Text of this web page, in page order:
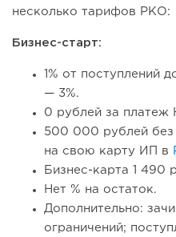
несколько тарифов РКО:
Бизнес-старт:
1% от поступлений
— 3%.
0 рублей за платеж
500 000 рублей
на свою карту ИП в
Бизнес-карта 1 490
Нет % на остаток.
Дополнительно:
ограничений;